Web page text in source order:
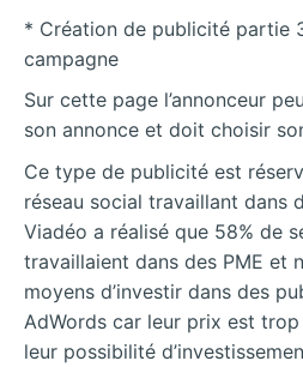
* Création de publicité partie
campagne
Sur cette page l’annonceur
son annonce et doit choisir
Ce type de publicité est
réseau social travaillant dans
Viadéo a réalisé que 58% de
travaillaient dans des PME et
moyens d’investir dans des
AdWords car leur prix est
leur possibilité